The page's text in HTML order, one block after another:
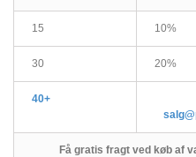
15 10%
30 20%
40+
Få gratis fragt ved køb af